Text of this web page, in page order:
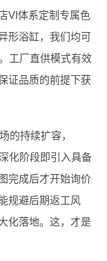
VI体系定制专属色
形浴缸，我们均可
工厂直供模式有效
证品质的前提下获
的持续扩容，
化阶段即引入具备
完成后才开始询价
规避后期返工风
化落地。这，才是